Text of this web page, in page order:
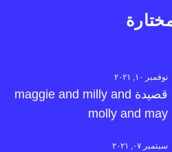
نوفمبر ١٠, ٢٠٢١
قصيدة maggie and milly and
molly and may
سبتمبر ٠٧, ٢٠٢١